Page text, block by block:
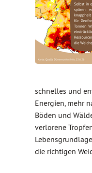
schnelles und
Energien, mehr
Böden und
verlorene
die richtigen